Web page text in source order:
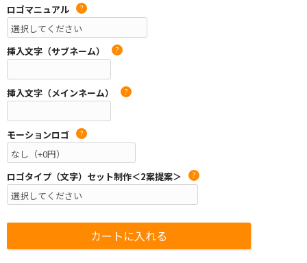
ロゴマニュアル ?
挿入文字（サブネーム） ?
挿入文字（メインネーム） ?
モーションロゴ ?
ロゴタイプ（文字）セット制作＜2案提案＞ ?